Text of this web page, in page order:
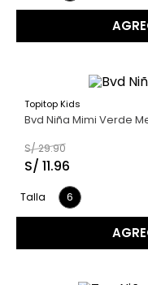
60 %
Topitop Kids
Bvd Niña Mimi Verde
S/29.90
S/ 11.96
Talla 6